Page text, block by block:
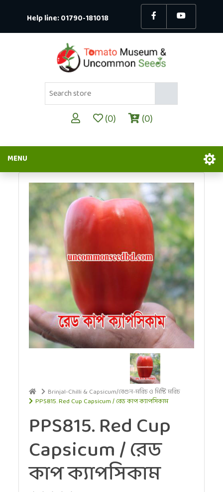
Help line:01790-181018
(0) (0)
MENU
Brinjal-Chilli & Capsicum/বেগুন-মরিচ ও মিষ্টি মরিচ
PPS815. Red Cup Capsicum / রেড কাপ ক্যাপসিকাম
PPS815. Red Cup
Capsicum / রেড
কাপ ক্যাপসিকাম